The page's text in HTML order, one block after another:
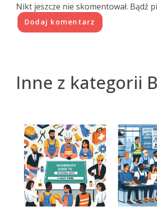
Nikt jeszcze nie skomentował. Bądź
Dodaj komentarz
Inne z kategorii